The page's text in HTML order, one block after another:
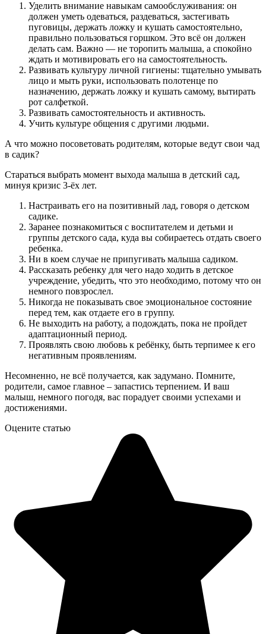
Уделить внимание навыкам самообслуживания: он
должен уметь одеваться, раздеваться, застегивать
пуговицы, держать ложку и кушать самостоятельно,
правильно пользоваться горшком. Это всё он должен
делать сам. Важно — не торопить малыша, а спокойно
ждать и мотивировать его на самостоятельность.
Развивать культуру личной гигиены: тщательно умывать
лицо и мыть руки, использовать полотенце по
назначению, держать ложку и кушать самому, вытирать
рот салфеткой.
Развивать самостоятельность и активность.
Учить культуре общения с другими людьми.
А что можно посоветовать родителям, которые ведут свои чад
в садик?
Стараться выбрать момент выхода малыша в детский сад,
минуя кризис 3-ёх лет.
Настраивать его на позитивный лад, говоря о детском
садике.
Заранее познакомиться с воспитателем и детьми и
группы детского сада, куда вы собираетесь отдать своего
ребенка.
Ни в коем случае не припугивать малыша садиком.
Рассказать ребенку для чего надо ходить в детское
учреждение, убедить, что это необходимо, потому что он
немного повзрослел.
Никогда не показывать свое эмоциональное состояние
перед тем, как отдаете его в группу.
Не выходить на работу, а подождать, пока не пройдет
адаптационный период.
Проявлять свою любовь к ребёнку, быть терпимее к его
негативным проявлениям.
Несомненно, не всё получается, как задумано. Помните,
родители, самое главное – запастись терпением. И ваш
малыш, немного погодя, вас порадует своими успехами и
достижениями.
Оцените статью